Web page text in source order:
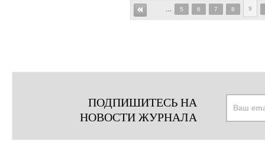
5 6 7 8 9
ПОДПИШИТЕСЬ НА
НОВОСТИ ЖУРНАЛА